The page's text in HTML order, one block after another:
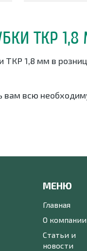
ТКР
ТКР 1,8 мм в
всю
МЕНЮ
Главная
О компании
Статьи и
новости